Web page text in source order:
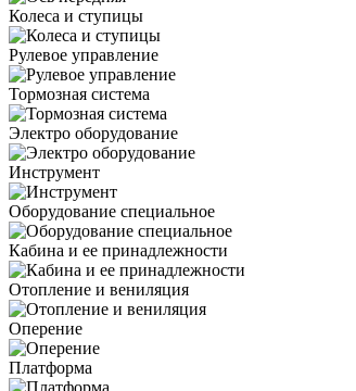
Колеса и ступицы
Рулевое управление
Тормозная система
Электро оборудование
Инструмент
Оборудование специальное
Кабина и ее принадлежности
Отопление и вениляция
Оперение
Платформа